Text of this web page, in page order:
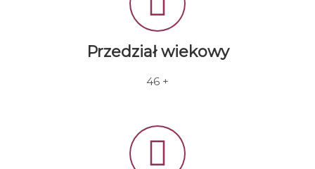
Przedział wiekowy
46 +